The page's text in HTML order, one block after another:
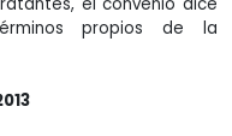
propios de la